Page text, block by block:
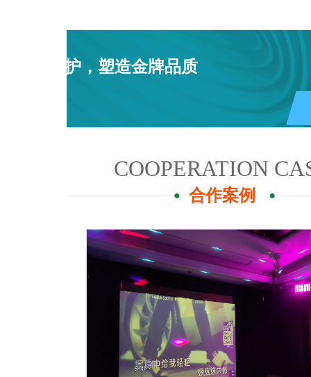
用心呵护，塑造金牌品质
COOPERATION
合作案例